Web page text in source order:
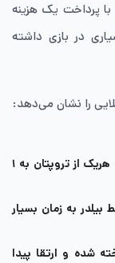
پرداخت یک هزینه
در بازی داشته
را نشان می‌دهد:
جم کم‌تر دونیت‌ها – جم مورد نیاز برای دونیت هریک از تروپتان به ۱
به زمان بسیار
شده و ارتقا پیدا